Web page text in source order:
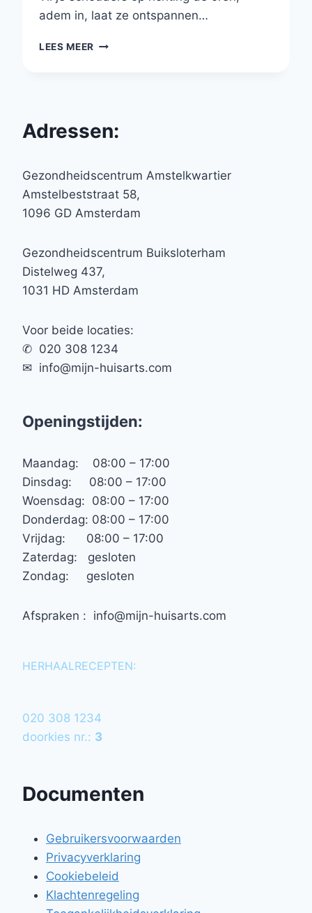
adem in, laat ze ontspannen…
LEES MEER SHOULDER
Adressen:
Gezondheidscentrum Amstelkwartier
Amstelbeststraat 58,
1096 GD Amsterdam
Gezondheidscentrum Buiksloterham
Distelweg 437,
1031 HD Amsterdam
Voor beide locaties:
✆ 020 308 1234
✉︎ info@mijn-huisarts.com
Openingstijden:
Maandag: 08:00 – 17:00
Dinsdag: 08:00 – 17:00
Woensdag: 08:00 – 17:00
Donderdag: 08:00 – 17:00
Vrijdag: 08:00 – 17:00
Zaterdag: gesloten
Zondag: gesloten
Afspraken : info@mijn-huisarts.com
HERHAALRECEPTEN:
020 308 1234
doorkies nr.: 3
Documenten
Gebruikersvoorwaarden
Privacyverklaring
Cookiebeleid
Klachtenregeling